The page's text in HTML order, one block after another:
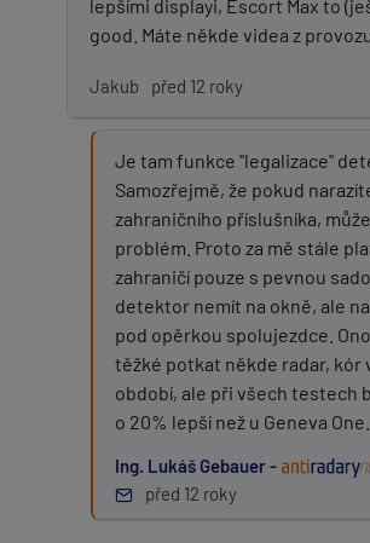
lepšími displayi, Escort Max to
good. Máte někde videa z
Jakub před 12 roky
Je tam funkce "legalizace"
Samozřejmě, že pokud
zahraničního příslušníka,
problém. Proto za mě stále
zahraničí pouze s pevnou
detektor nemít na okně, ale
pod opěrkou spolujezdce.
těžké potkat někde radar, kór
období, ale při všech testech
o 20% lepší než u Geneva One.
Ing. Lukáš Gebauer -
před 12 roky